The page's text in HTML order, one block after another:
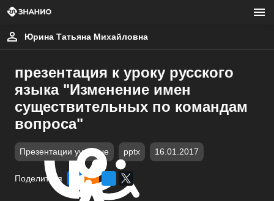
Юрина Татьяна Михайловна
презентация к уроку русского
языка "Изменение имен
существительных по командам
вопроса"
Презентации учебные pptx 16.01.2017
Поделиться